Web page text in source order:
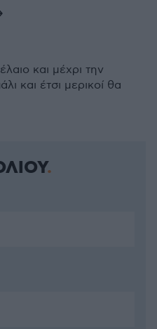
και μέχρι την
και έτσι μερικοί θα